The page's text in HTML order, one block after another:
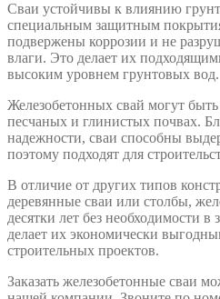
Сваи устойчивы к влиянию
специальным защитным
подвержены коррозии и не
влаги. Это делает их
высоким уровнем грунтовых вод.
Железобетонных свай могут
песчаных и глинистых почвах.
надежности, сваи способны
поэтому подходят для
В отличие от других типов
деревянные сваи или столбы,
десятки лет без необходимости в
делает их экономически
строительных проектов.
Заказать железобетонные сваи